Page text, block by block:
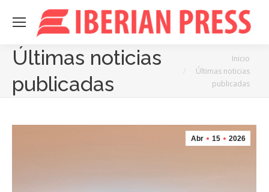
Últimas noticias
publicadas
Inicio
Últimas noticias
publicadas
Abr 15 2026